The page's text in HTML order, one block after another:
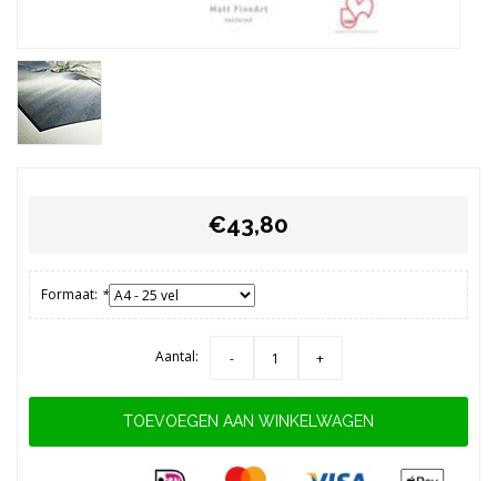
€43,80
Formaat: *
Aantal: - +
TOEVOEGEN AAN WINKELWAGEN